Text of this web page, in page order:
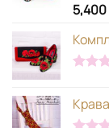
5,400